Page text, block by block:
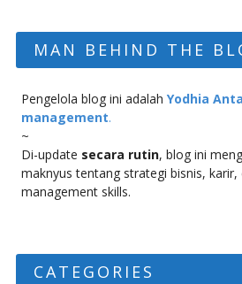
MAN BEHIND THE
Pengelola blog ini adalah Yodhia
management.
~
Di-update secara rutin, blog ini
maknyus tentang strategi bisnis,
management skills.
CATEGORIES